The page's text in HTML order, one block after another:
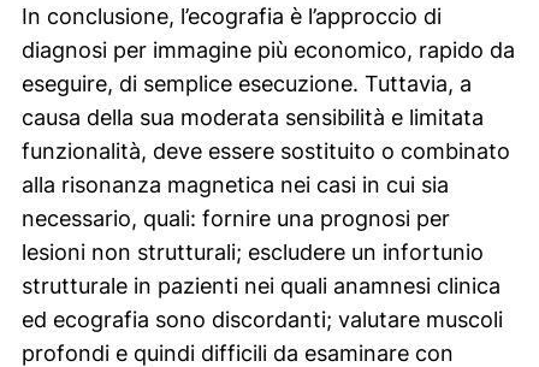
In conclusione, l’ecografia è l’approccio di
diagnosi per immagine più economico, rapido da
eseguire, di semplice esecuzione. Tuttavia, a
causa della sua moderata sensibilità e limitata
funzionalità, deve essere sostituito o combinato
alla risonanza magnetica nei casi in cui sia
necessario, quali: fornire una prognosi per
lesioni non strutturali; escludere un infortunio
strutturale in pazienti nei quali anamnesi clinica
ed ecografia sono discordanti; valutare muscoli
profondi e quindi difficili da esaminare con